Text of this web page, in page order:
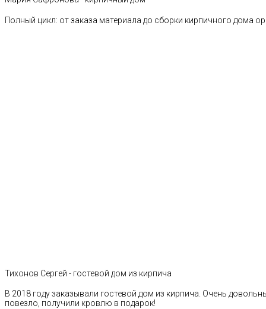
Полный цикл: от заказа материала до сборки кирпичного дома
Тихонов Сергей - гостевой дом из кирпича
В 2018 году заказывали гостевой дом из кирпича. Очень
повезло, получили кровлю в подарок!